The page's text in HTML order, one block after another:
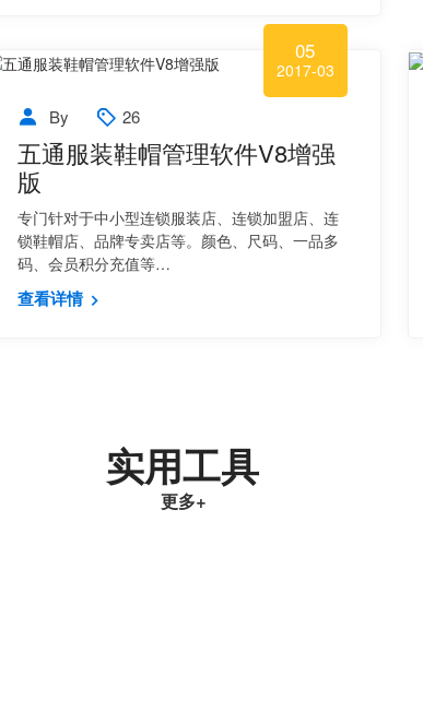
05
2017-03
By 26
五通服装鞋帽管理软件V8增强
版
专门针对于中小型连锁服装店、连锁加盟店、连
锁鞋帽店、品牌专卖店等。颜色、尺码、一品多
码、会员积分充值等…
查看详情
实用工具
更多+